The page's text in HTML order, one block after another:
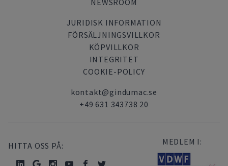
NEWSROOM
JURIDISK INFORMATION
FÖRSÄLJNINGSVILLKOR
KÖPVILLKOR
INTEGRITET
COOKIE-POLICY
kontakt@gindumac.se
+49 631 343738 20
HITTA OSS PÅ: MEDLEM I: